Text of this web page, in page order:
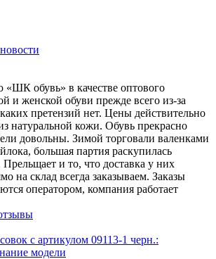
обувь» в качестве оптового
и женской обуви прежде всего из-за
претензий нет. Цены действительно
натуральной кожи. Обувь прекрасно
довольны. Зимой торговали валенками
большая партия раскупилась
и то, что доставка у них
на склад всегда заказываем. Заказы
оператором, компания работает
с артикулом 09113-1 черн.:
модели